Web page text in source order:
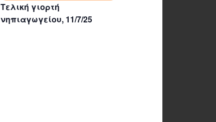
Τελική γιορτή
νηπιαγωγείου, 11/7/25